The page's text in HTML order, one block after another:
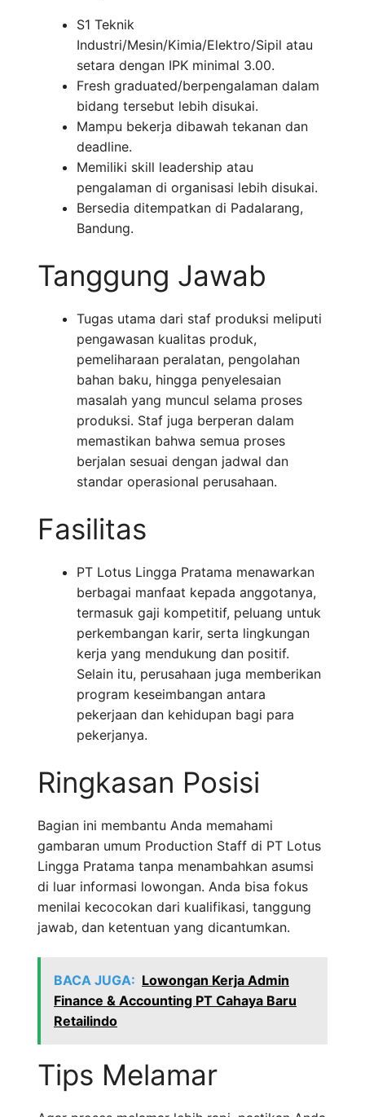
S1 Teknik
Industri/Mesin/Kimia/Elektro/Sipil atau
setara dengan IPK minimal 3.00.
Fresh graduated/berpengalaman dalam
bidang tersebut lebih disukai.
Mampu bekerja dibawah tekanan dan
deadline.
Memiliki skill leadership atau
pengalaman di organisasi lebih disukai.
Bersedia ditempatkan di Padalarang,
Bandung.
Tanggung Jawab
Tugas utama dari staf produksi meliputi
pengawasan kualitas produk,
pemeliharaan peralatan, pengolahan
bahan baku, hingga penyelesaian
masalah yang muncul selama proses
produksi. Staf juga berperan dalam
memastikan bahwa semua proses
berjalan sesuai dengan jadwal dan
standar operasional perusahaan.
Fasilitas
PT Lotus Lingga Pratama menawarkan
berbagai manfaat kepada anggotanya,
termasuk gaji kompetitif, peluang untuk
perkembangan karir, serta lingkungan
kerja yang mendukung dan positif.
Selain itu, perusahaan juga memberikan
program keseimbangan antara
pekerjaan dan kehidupan bagi para
pekerjanya.
Ringkasan Posisi
Bagian ini membantu Anda memahami
gambaran umum Production Staff di PT Lotus
Lingga Pratama tanpa menambahkan asumsi
di luar informasi lowongan. Anda bisa fokus
menilai kecocokan dari kualifikasi, tanggung
jawab, dan ketentuan yang dicantumkan.
BACA JUGA: Lowongan Kerja Admin
Finance & Accounting PT Cahaya Baru
Retailindo
Tips Melamar